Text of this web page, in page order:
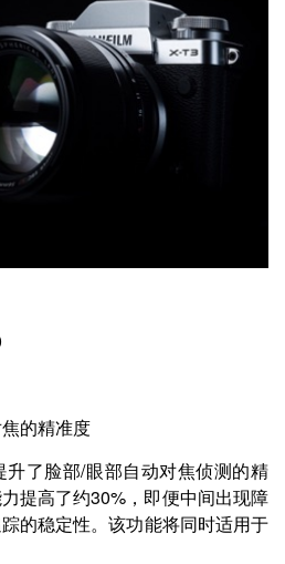
的精准度
了脸部/眼部自动对焦侦测的精
提高了约30%，即便中间出现障
的稳定性。该功能将同时适用于